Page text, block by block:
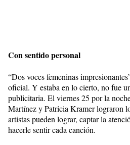
Con sentido personal
“Dos voces femeninas
oficial. Y estaba en lo cierto, no fue
publicitaria. El viernes 25 por la
Martínez y Patricia Kramer lograron
artistas pueden lograr, captar la
hacerle sentir cada canción.